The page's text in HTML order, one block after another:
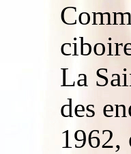
La
des
1962,